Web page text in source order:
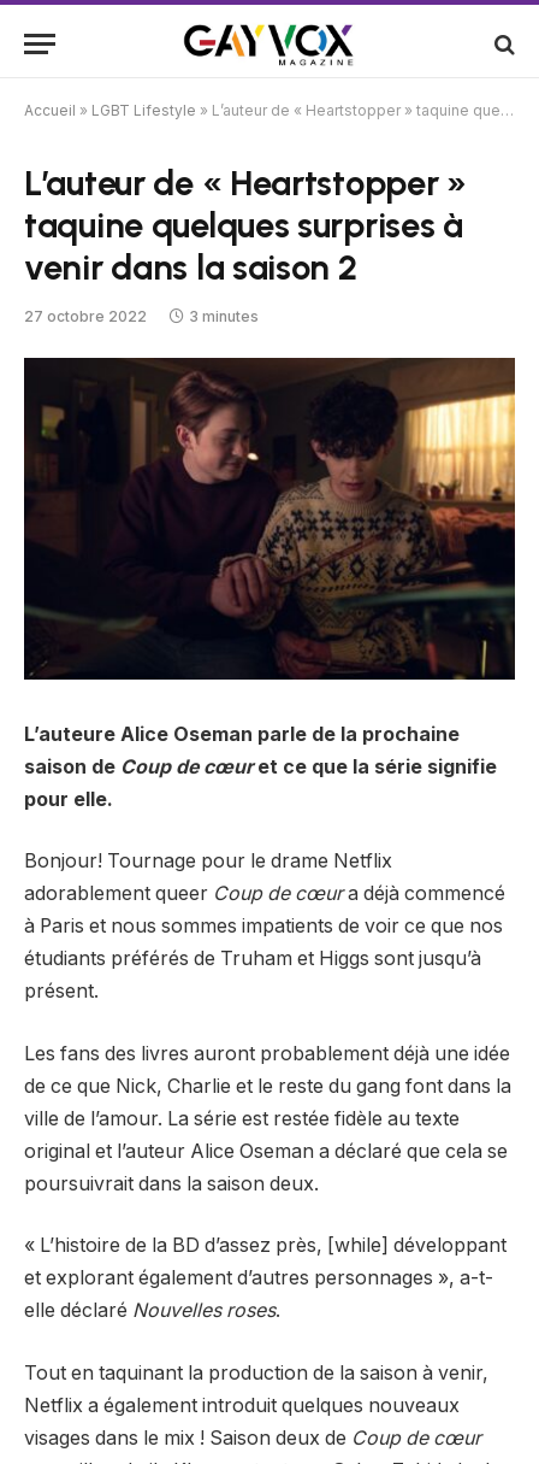
Accueil » LGBT Lifestyle » L’auteur de « Heartstopper » taquine quelques surprises à venir dans la saison 2
L’auteur de « Heartstopper »
taquine quelques surprises à
venir dans la saison 2
27 octobre 2022 3 minutes
L’auteure Alice Oseman parle de la prochaine
saison de Coup de cœuret ce que la série signifie
pour elle.
Bonjour! Tournage pour le drame Netflix
adorablement queer Coup de cœura déjà commencé
à Paris et nous sommes impatients de voir ce que nos
étudiants préférés de Truham et Higgs sont jusqu’à
présent.
Les fans des livres auront probablement déjà une idée
de ce que Nick, Charlie et le reste du gang font dans la
ville de l’amour. La série est restée fidèle au texte
original et l’auteur Alice Oseman a déclaré que cela se
poursuivrait dans la saison deux.
« L’histoire de la BD d’assez près, [while] développant
et explorant également d’autres personnages », a-t-
elle déclaré Nouvelles roses.
Tout en taquinant la production de la saison à venir,
Netflix a également introduit quelques nouveaux
visages dans le mix ! Saison deux de Coup de cœur